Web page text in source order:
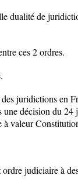
dualité de
ces 2 ordres.
juridictions en
décision du
à valeur
judiciaire à